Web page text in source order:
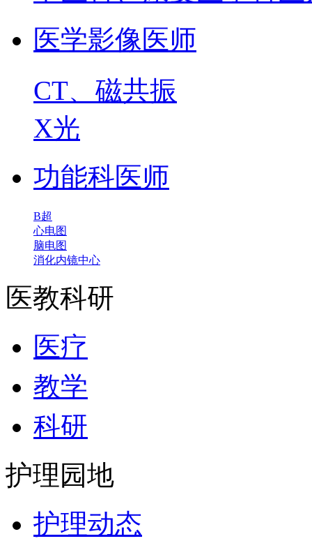
医学影像医师
CT、磁共振
X光
功能科医师
B超
心电图
脑电图
消化内镜中心
医教科研
医疗
教学
科研
护理园地
护理动态